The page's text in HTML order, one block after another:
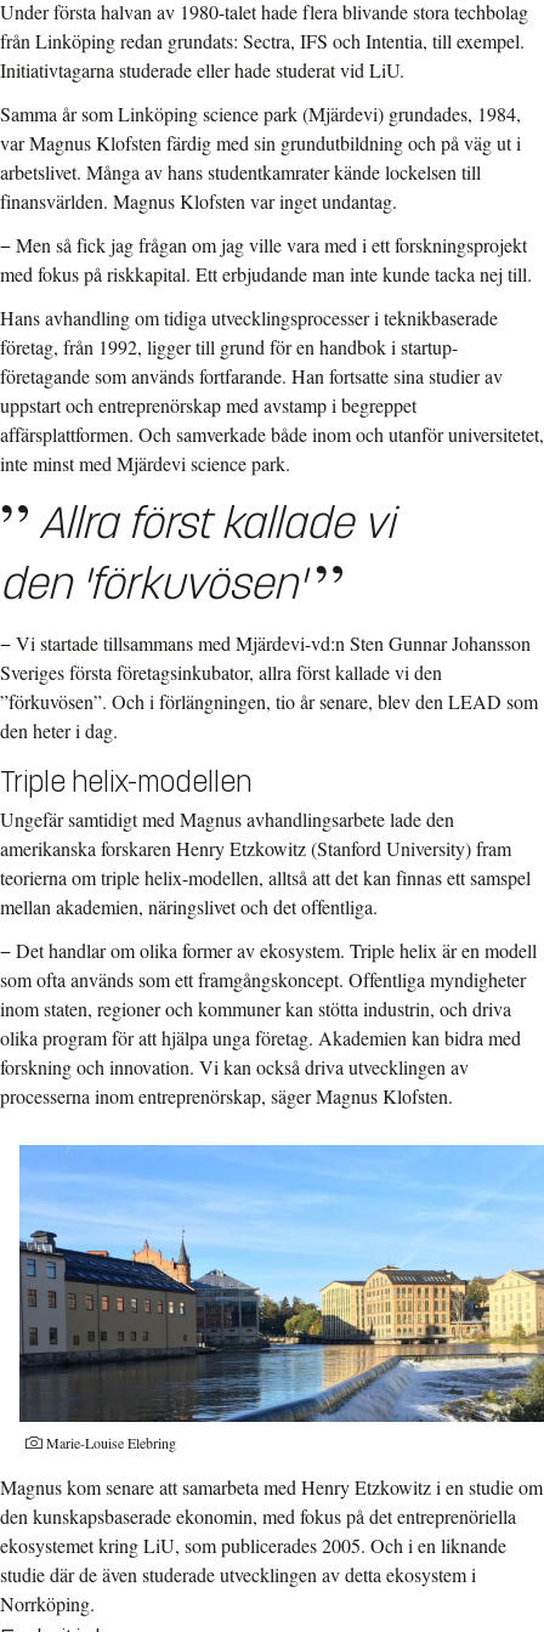
Under första halvan av 1980-talet hade flera blivande stora techbolag
från Linköping redan grundats: Sectra, IFS och Intentia, till exempel.
Initiativtagarna studerade eller hade studerat vid LiU.
Samma år som Linköping science park (Mjärdevi) grundades, 1984,
var Magnus Klofsten färdig med sin grundutbildning och på väg ut i
arbetslivet. Många av hans studentkamrater kände lockelsen till
finansvärlden. Magnus Klofsten var inget undantag.
− Men så fick jag frågan om jag ville vara med i ett forskningsprojekt
med fokus på riskkapital. Ett erbjudande man inte kunde tacka nej till.
Hans avhandling om tidiga utvecklingsprocesser i teknikbaserade
företag, från 1992, ligger till grund för en handbok i startup-
företagande som används fortfarande. Han fortsatte sina studier av
uppstart och entreprenörskap med avstamp i begreppet
affärsplattformen. Och samverkade både inom och utanför universitetet,
inte minst med Mjärdevi science park.
Allra först kallade vi
den 'förkuvösen'
− Vi startade tillsammans med Mjärdevi-vd:n Sten Gunnar Johansson
Sveriges första företagsinkubator, allra först kallade vi den
”förkuvösen”. Och i förlängningen, tio år senare, blev den LEAD som
den heter i dag.
Triple helix-modellen
Ungefär samtidigt med Magnus avhandlingsarbete lade den
amerikanska forskaren Henry Etzkowitz (Stanford University) fram
teorierna om triple helix-modellen, alltså att det kan finnas ett samspel
mellan akademien, näringslivet och det offentliga.
− Det handlar om olika former av ekosystem. Triple helix är en modell
som ofta används som ett framgångskoncept. Offentliga myndigheter
inom staten, regioner och kommuner kan stötta industrin, och driva
olika program för att hjälpa unga företag. Akademien kan bidra med
forskning och innovation. Vi kan också driva utvecklingen av
processerna inom entreprenörskap, säger Magnus Klofsten.
Industrilandskapet i Norrköping. Fotograf:
Marie-Louise Elebring
Magnus kom senare att samarbeta med Henry Etzkowitz i en studie om
den kunskapsbaserade ekonomin, med fokus på det entreprenöriella
ekosystemet kring LiU, som publicerades 2005. Och i en liknande
studie där de även studerade utvecklingen av detta ekosystem i
Norrköping.